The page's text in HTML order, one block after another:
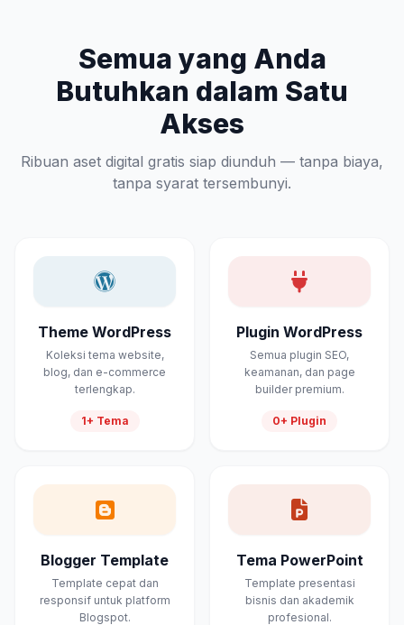
Semua yang Anda
Butuhkan dalam Satu
Akses
Ribuan aset digital gratis siap diunduh — tanpa biaya,
tanpa syarat tersembunyi.
Theme WordPress
Koleksi tema website,
blog, dan e-commerce
terlengkap.
1+ Tema
Plugin WordPress
Semua plugin SEO,
keamanan, dan page
builder premium.
0+ Plugin
Blogger Template
Template cepat dan
responsif untuk platform
Blogspot.
Tema PowerPoint
Template presentasi
bisnis dan akademik
profesional.